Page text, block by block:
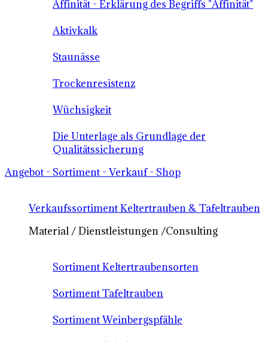
Affinität - Erklärung des Begriffs "Affinität"
Aktivkalk
Staunässe
Trockenresistenz
Wüchsigkeit
Die Unterlage als Grundlage der
Qualitätssicherung
Angebot - Sortiment - Verkauf - Shop
Verkaufssortiment Keltertrauben & Tafeltrauben
Material / Dienstleistungen /Consulting
Sortiment Keltertraubensorten
Sortiment Tafeltrauben
Sortiment Weinbergspfähle